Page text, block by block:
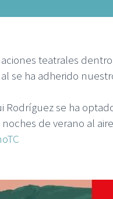
teatrales dentro
se ha adherido
se ha
de verano al